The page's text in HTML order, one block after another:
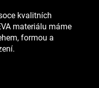
kvalitních
materiálu máme
formou a